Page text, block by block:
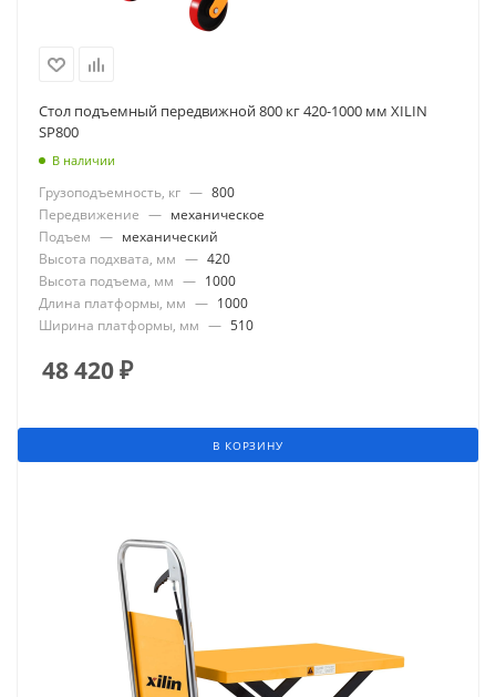
Стол подъемный передвижной 800 кг 420-1000 мм XILIN
SP800
В наличии
Грузоподъемность, кг — 800
Передвижение — механическое
Подъем — механический
Высота подхвата, мм — 420
Высота подъема, мм — 1000
Длина платформы, мм — 1000
Ширина платформы, мм — 510
48 420₽
В КОРЗИНУ